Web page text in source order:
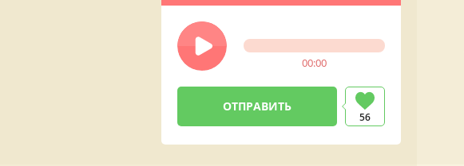
00:00
56